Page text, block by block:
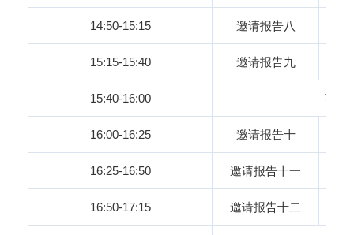
14:50-15:15 邀请报告八
15:15-15:40 邀请报告九
15:40-16:00 茶
16:00-16:25 邀请报告十
16:25-16:50 邀请报告十一
16:50-17:15 邀请报告十二